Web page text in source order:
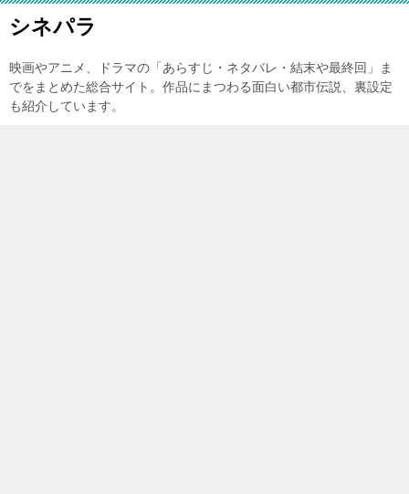
シネパラ
映画やアニメ、ドラマの「あらすじ・ネタバレ・結末や最終回」ま
でをまとめた総合サイト。作品にまつわる面白い都市伝説、裏設定
も紹介しています。